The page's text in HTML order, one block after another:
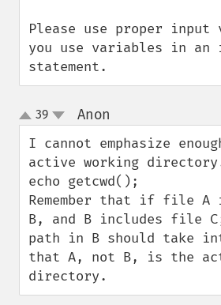
Please use proper
you use variables in an
statement.
up
down
39 Anon
I cannot emphasize
active working
echo getcwd();
Remember that if file
B, and B includes file
path in B should take
that A, not B, is the
directory.